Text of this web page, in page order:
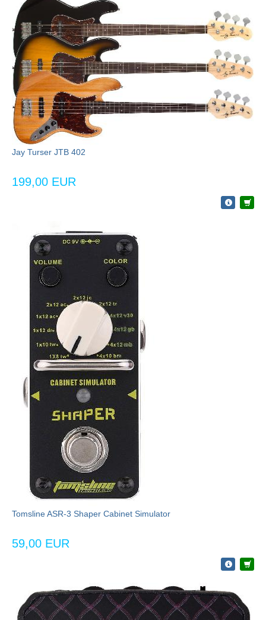
Jay Turser JTB 402
199,00 EUR
Tomsline ASR-3 Shaper Cabinet Simulator
59,00 EUR